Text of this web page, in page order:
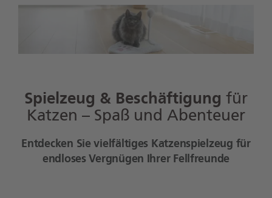
Unternehmen
Für Händler
Spielzeug & Beschäftigung für
Katzen – Spaß und Abenteuer
Entdecken Sie vielfältiges Katzenspielzeug für
endloses Vergnügen Ihrer Fellfreunde